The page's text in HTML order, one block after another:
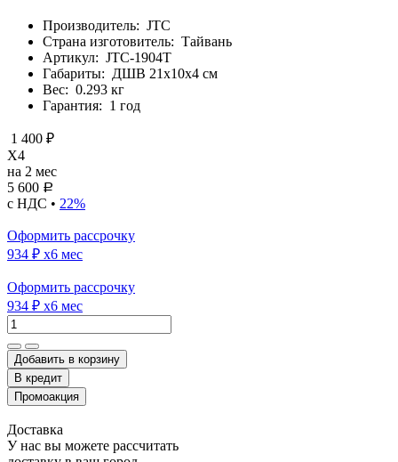
Производитель: JTC
Страна изготовитель: Тайвань
Артикул: JTC-1904T
Габариты: ДШВ 21х10х4 см
Вес: 0.293 кг
Гарантия: 1 год
1 400 ₽
X4
на 2 мес
5 600 Р
с НДС • 22%
Оформить рассрочку
934 ₽ x6 мес
Оформить рассрочку
934 ₽ x6 мес
Добавить в корзину
Доставка
У нас вы можете рассчитать